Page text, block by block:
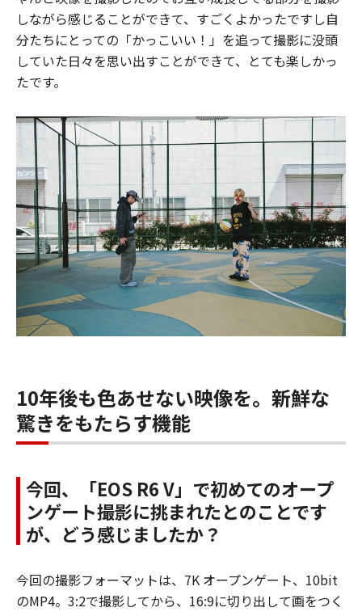
しながら感じることができて、すごくよかったですし自
分たちにとっての「かっこいい！」を追って撮影に没頭
していた日々を思い出すことができて、とても楽しかっ
たです。
10年後も色あせない映像を。新鮮な
驚きをもたらす機能
今回、「EOS R6 V」で初めてのオープ
ンゲート撮影に挑まれたとのことです
が、どう感じましたか？
今回の撮影フォーマットは、7K オープンゲート、10bit
のMP4。3:2で撮影してから、16:9に切り出して画をつく